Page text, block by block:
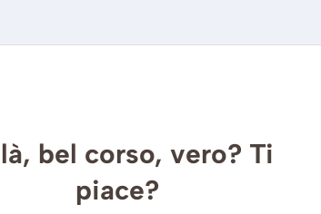
bel corso, vero? Ti
piace?